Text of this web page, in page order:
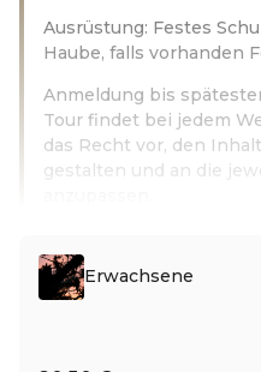
Ausrüstung: Festes
Haube, falls vorhanden
Anmeldung bis
Tour findet bei jedem
das Recht vor, den
gestalten und an die
Erwachsene